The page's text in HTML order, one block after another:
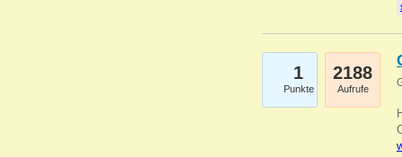
1
Punkte
2188
Aufrufe